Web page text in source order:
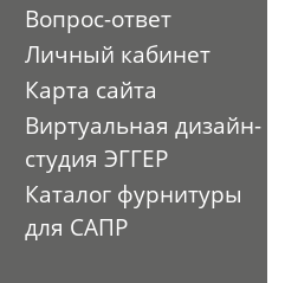
Вопрос-ответ
Личный кабинет
Карта сайта
Виртуальная дизайн-
студия ЭГГЕР
Каталог фурнитуры
для САПР